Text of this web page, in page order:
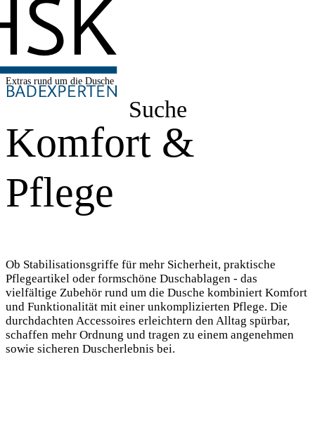
Suche
Extras rund um die Dusche
Komfort &
Pflege
Ob Stabilisationsgriffe für mehr Sicherheit, praktische
Pflegeartikel oder formschöne Duschablagen - das
vielfältige Zubehör rund um die Dusche kombiniert Komfort
und Funktionalität mit einer unkomplizierten Pflege. Die
durchdachten Accessoires erleichtern den Alltag spürbar,
schaffen mehr Ordnung und tragen zu einem angenehmen
sowie sicheren Duscherlebnis bei.